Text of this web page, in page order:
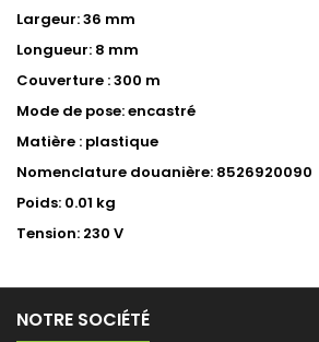
Largeur: 36 mm
Longueur: 8 mm
Couverture : 300 m
Mode de pose: encastré
Matière : plastique
Nomenclature douanière: 8526920090
Poids: 0.01 kg
Tension: 230 V
NOTRE SOCIÉTÉ